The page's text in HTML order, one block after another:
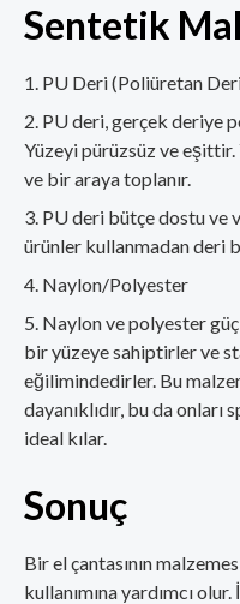
Sentetik
PU Deri (Poliüretan
PU deri, gerçek deriye
Yüzeyi pürüzsüz ve eşittir.
ve bir araya toplanır.
PU deri bütçe dostu ve
ürünler kullanmadan deri
Naylon/Polyester
Naylon ve polyester
bir yüzeye sahiptirler ve
eğilimindedirler. Bu
dayanıklıdır, bu da
ideal kılar.
Sonuç
Bir el çantasının
kullanımına yardımcı